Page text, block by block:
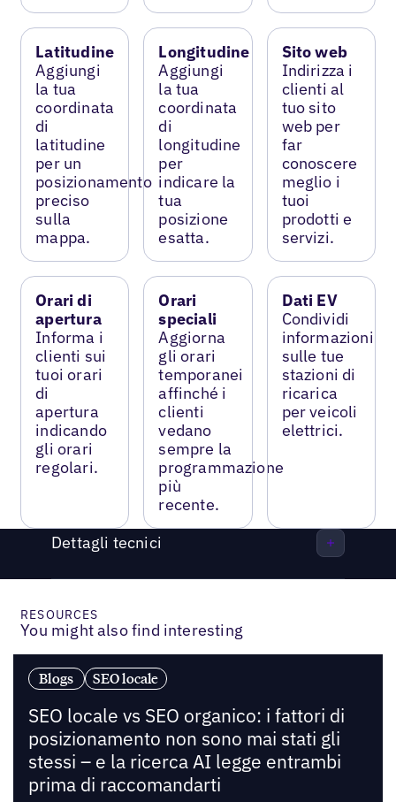
Latitudine
Aggiungi
la tua
coordinata
di
latitudine
per un
posizionamento
preciso
sulla
mappa.
Longitudine
Aggiungi
la tua
coordinata
di
longitudine
per
indicare la
tua
posizione
esatta.
Sito web
Indirizza i
clienti al
tuo sito
web per
far
conoscere
meglio i
tuoi
prodotti e
servizi.
Orari di
apertura
Informa i
clienti sui
tuoi orari
di
apertura
indicando
gli orari
regolari.
Orari
speciali
Aggiorna
gli orari
temporanei
affinché i
clienti
vedano
sempre la
programmazione
più
recente.
Dati EV
Condividi
informazioni
sulle tue
stazioni di
ricarica
per veicoli
elettrici.
Dettagli tecnici
RESOURCES
You might also find interesting
Blogs SEO locale
SEO locale vs SEO organico: i fattori di
posizionamento non sono mai stati gli
stessi – e la ricerca AI legge entrambi
prima di raccomandarti